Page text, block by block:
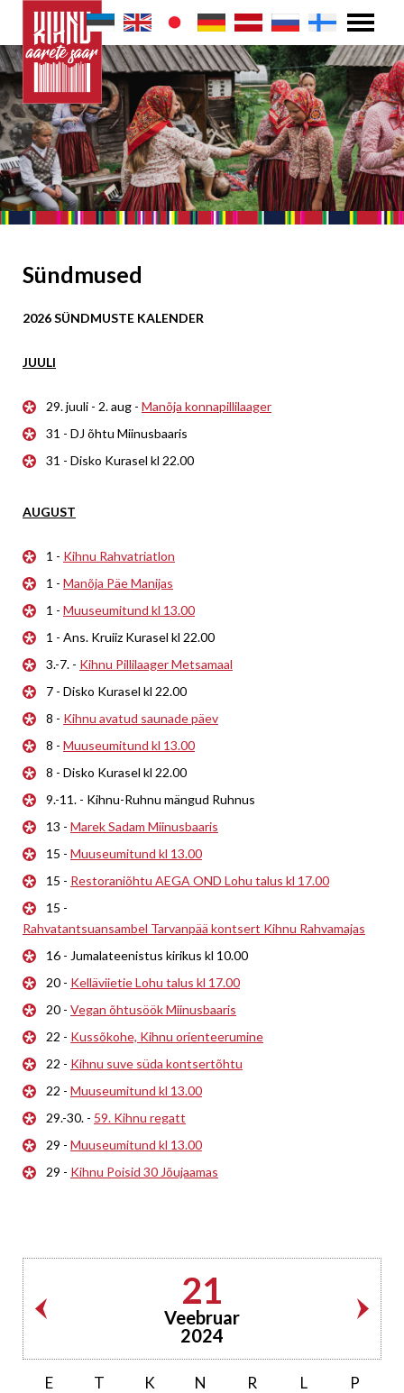
Sündmused
2026 SÜNDMUSTE KALENDER
JUULI
29. juuli - 2. aug - Manõja konnapillilaager
31 - DJ õhtu Miinusbaaris
31 - Disko Kurasel kl 22.00
AUGUST
1 - Kihnu Rahvatriatlon
1 - Manõja Päe Manijas
1 - Muuseumitund kl 13.00
1 - Ans. Kruiiz Kurasel kl 22.00
3.-7. - Kihnu Pillilaager Metsamaal
7 - Disko Kurasel kl 22.00
8 - Kihnu avatud saunade päev
8 - Muuseumitund kl 13.00
8 - Disko Kurasel kl 22.00
9.-11. - Kihnu-Ruhnu mängud Ruhnus
13 - Marek Sadam Miinusbaaris
15 - Muuseumitund kl 13.00
15 - Restoraniõhtu AEGA OND Lohu talus kl 17.00
15 -
Rahvatantsuansambel Tarvanpää kontsert Kihnu Rahvamajas
16 - Jumalateenistus kirikus kl 10.00
20 - Kelläviietie Lohu talus kl 17.00
20 - Vegan õhtusöök Miinusbaaris
22 - Kussõkohe, Kihnu orienteerumine
22 - Kihnu suve süda kontsertõhtu
22 - Muuseumitund kl 13.00
29.-30. - 59. Kihnu regatt
29 - Muuseumitund kl 13.00
29 - Kihnu Poisid 30 Jõujaamas
21
Veebruar
2024
E T K N R L P